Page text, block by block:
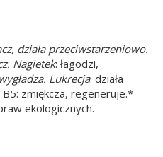
działa przeciwstarzeniowo.
Nagietek: łagodzi,
Lukrecja: działa
zmiękcza, regeneruje.*
ekologicznych.